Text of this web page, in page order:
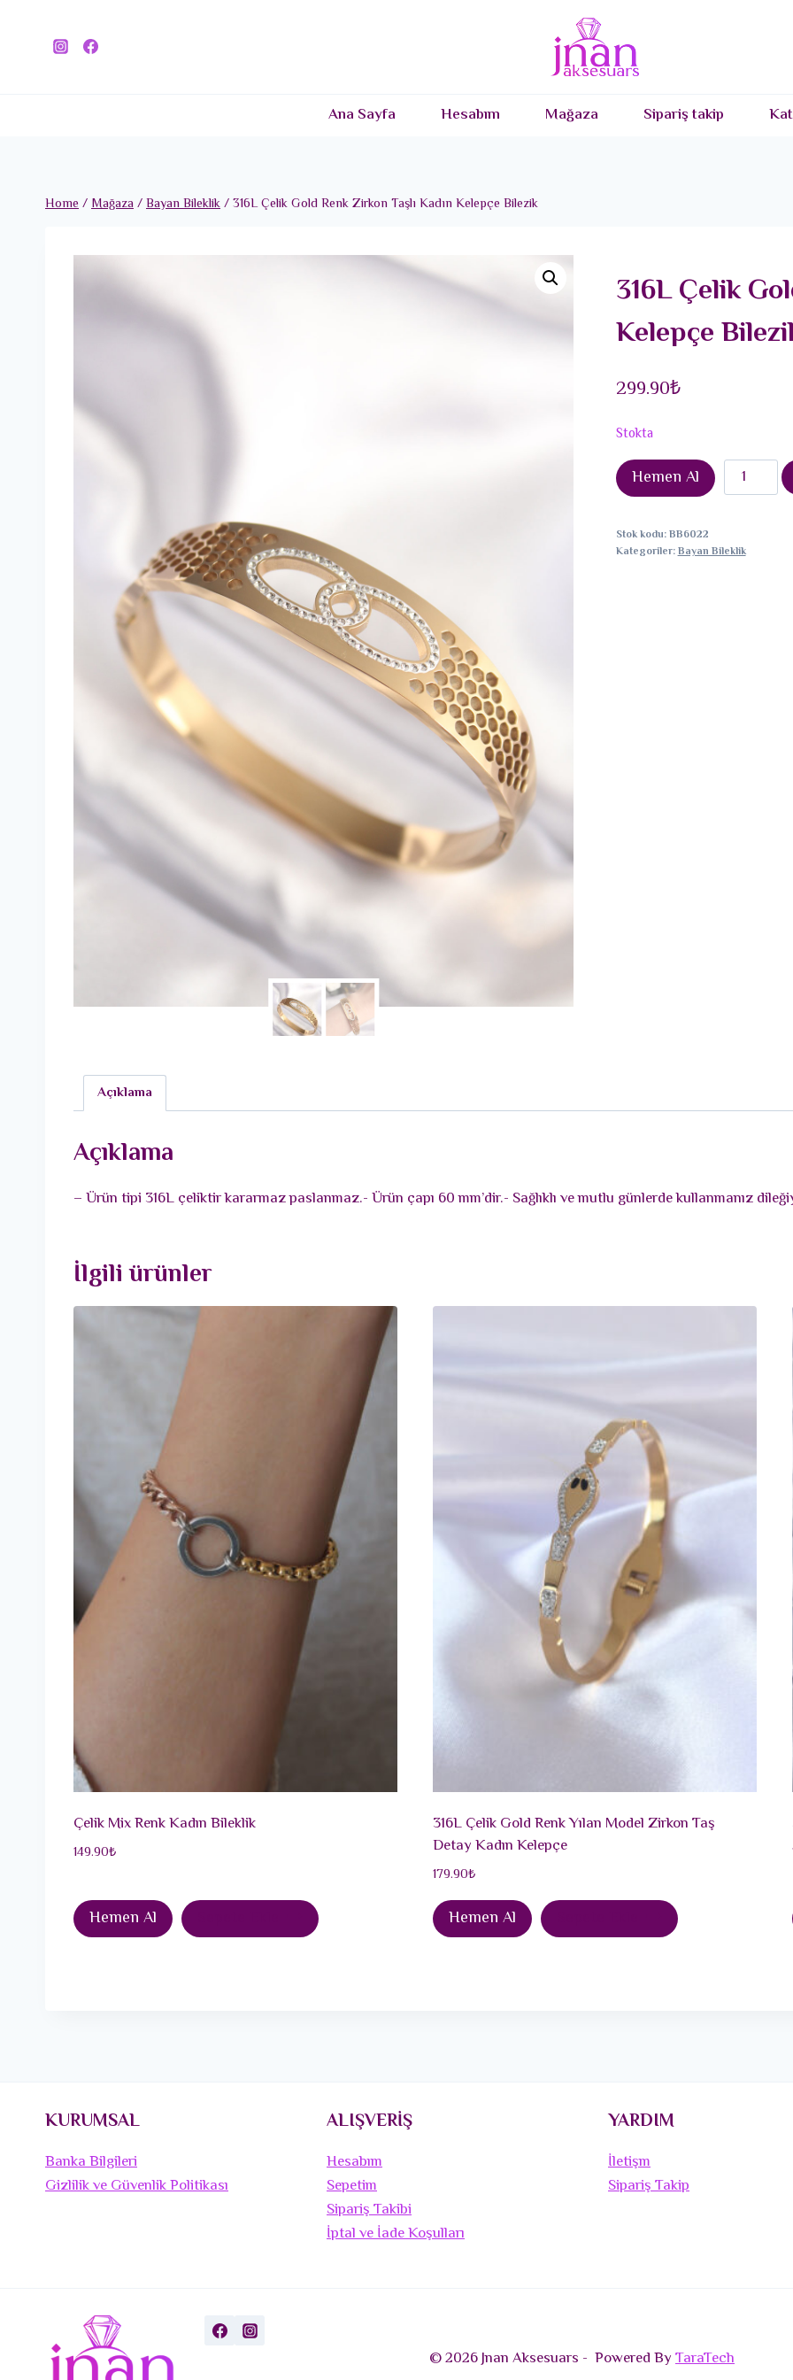
Ana Sayfa Hesabım Mağaza Sipariş takip
Home/Mağaza/Bayan Bileklik/316L Çelik Gold Renk Zirkon Taşlı Kadın Kelepçe Bilezik
316L Çelik
Kelepçe
299.90₺
Stokta
Hemen Al
316L
Çelik
Renk
Stok kodu:BB6022
Kategoriler:Bayan Bileklik
Açıklama
Açıklama
– Ürün tipi 316L çeliktir kararmaz paslanmaz.- Ürün çapı 60 mm’dir.- Sağlıklı ve mutlu günlerde kullanmanız
İlgili ürünler
Çelik Mix Renk Kadın Bileklik
149.90₺
Hemen Al
316L Çelik Gold Renk Yılan Model Zirkon Taş
Detay Kadın Kelepçe
179.90₺
Hemen Al
KURUMSAL
Banka Bilgileri
Gizlilik ve Güvenlik Politikası
ALIŞVERİŞ
Hesabım
Sepetim
Sipariş Takibi
İptal ve İade Koşulları
YARDIM
İletişm
Sipariş Takip
© 2026 Jnan Aksesuars - Powered ByTaraTech